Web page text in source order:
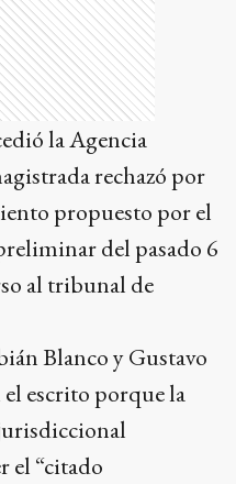
la Agencia
rechazó por
propuesto por el
del pasado 6
al tribunal de
Blanco y Gustavo
escrito porque la
el “citado